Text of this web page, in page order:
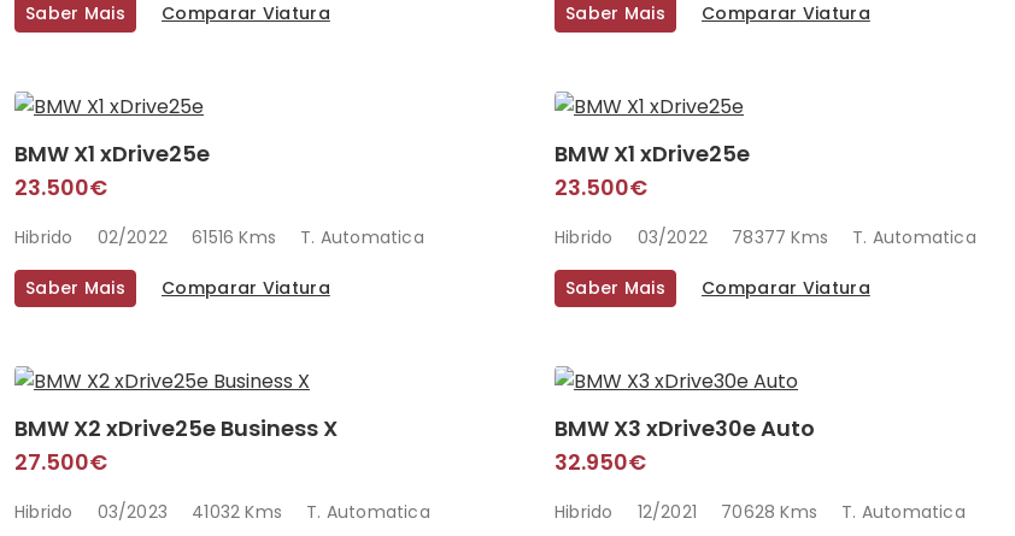
Saber Mais Comparar Viatura Saber Mais Comparar Viatura
BMW X1 xDrive25e
23.500€
Hibrido 02/2022 61516 Kms T. Automatica
Saber Mais Comparar Viatura
BMW X1 xDrive25e
23.500€
Hibrido 03/2022 78377 Kms T. Automatica
Saber Mais Comparar Viatura
BMW X2 xDrive25e Business X
27.500€
Hibrido 03/2023 41032 Kms T. Automatica
BMW X3 xDrive30e Auto
32.950€
Hibrido 12/2021 70628 Kms T. Automatica